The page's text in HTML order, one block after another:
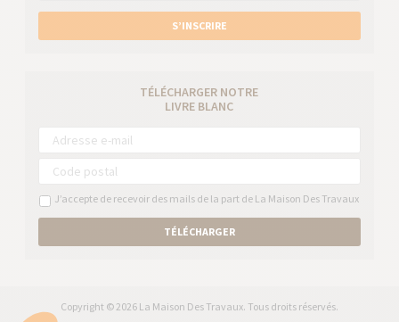
S’INSCRIRE
TÉLÉCHARGER NOTRE
LIVRE BLANC
J’accepte de recevoir des mails de la part de La Maison Des Travaux
TÉLÉCHARGER
Copyright © 2026 La Maison Des Travaux. Tous droits réservés.